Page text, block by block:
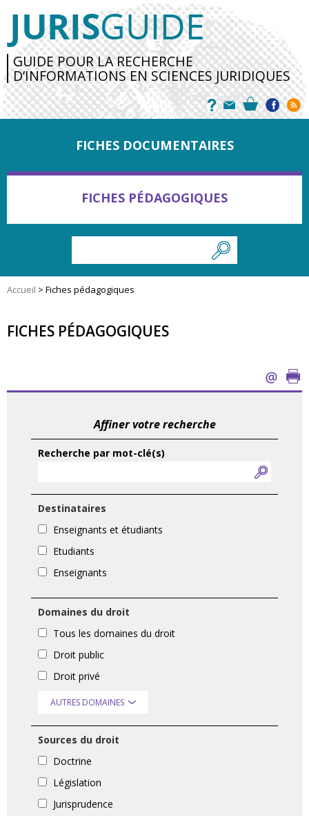
GUIDE POUR LA RECHERCHE
D’INFORMATIONS EN SCIENCES JURIDIQUES
FICHES DOCUMENTAIRES
FICHES PÉDAGOGIQUES
Accueil > Fiches pédagogiques
FICHES PÉDAGOGIQUES
Affiner votre recherche
Recherche par mot-clé(s)
Destinataires
Enseignants et étudiants
Etudiants
Enseignants
Domaines du droit
Tous les domaines du droit
Droit public
Droit privé
AUTRES DOMAINES
Sources du droit
Doctrine
Législation
Jurisprudence